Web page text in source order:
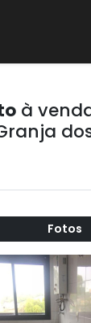
à
Fotos